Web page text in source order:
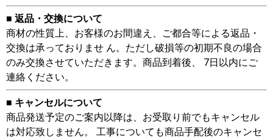
■ 返品・交換について
商材の性質上、お客様のお間違え、ご都合等による返品・
交換は承っておりませ ん。ただし破損等の初期不良の場合
のみ交換させていただきます。商品到着後、 7日以内にご
連絡ください。
■ キャンセルについて
商品発送予定のご案内以降は、お受取り前でもキャンセル
は対応致しません。 工事についても商品手配後のキャンセ